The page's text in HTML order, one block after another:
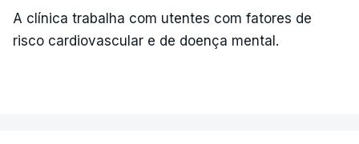
A clínica trabalha com utentes com fatores de
risco cardiovascular e de doença mental.